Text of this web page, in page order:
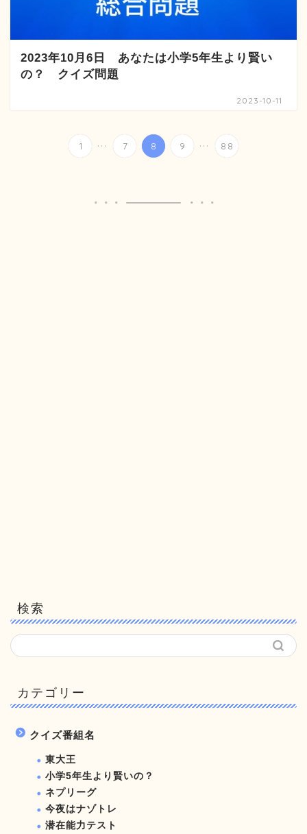
2023年10月6日 あなたは小学5年生より賢い
の？ クイズ問題
2023-10-11
1 ... 7 8 9 ... 88
検索
カテゴリー
クイズ番組名
東大王
小学5年生より賢いの？
ネプリーグ
今夜はナゾトレ
潜在能力テスト